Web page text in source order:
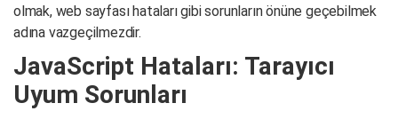
olmak, web sayfası hataları gibi sorunların önüne geçebilmek
adına vazgeçilmezdir.
JavaScript Hataları: Tarayıcı
Uyum Sorunları